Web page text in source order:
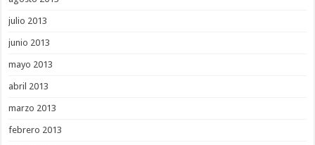
julio 2013
junio 2013
mayo 2013
abril 2013
marzo 2013
febrero 2013